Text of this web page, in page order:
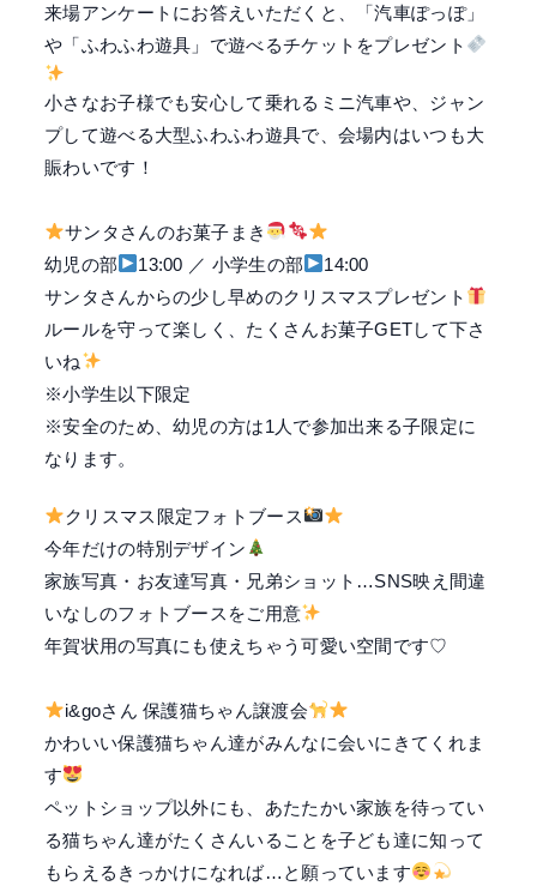
来場アンケートにお答えいただくと、
「汽車ぽっぽ」
や「ふわふわ遊具」で遊べるチケットをプレゼント
小さなお子様でも安心して乗れるミニ汽車や、ジャン
プして遊べる大型ふわふわ遊具で、会場内はいつも大
賑わいです！
サンタさんのお菓子まき
幼児の部
13:00 ／ 小学生の部
14:00
サンタさんからの少し早めのクリスマスプレゼント
ルールを守って楽しく、たくさんお菓子GETして下さ
いね
※小学生以下限定
※安全のため、幼児の方は1人で参加出来る子限定に
なります。
クリスマス限定フォトブース
今年だけの特別デザイン
家族写真・お友達写真・兄弟ショット…SNS映え間違
いなしのフォトブースをご用意
年賀状用の写真にも使えちゃう可愛い空間です♡
i&goさん 保護猫ちゃん譲渡会
かわいい保護猫ちゃん達がみんなに会いにきてくれま
す
ペットショップ以外にも、あたたかい家族を待ってい
る猫ちゃん達がたくさんいることを子ども達に知って
もらえるきっかけになれば…と願っています